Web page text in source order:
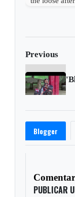
Previous
Blogger
PUBLICAR